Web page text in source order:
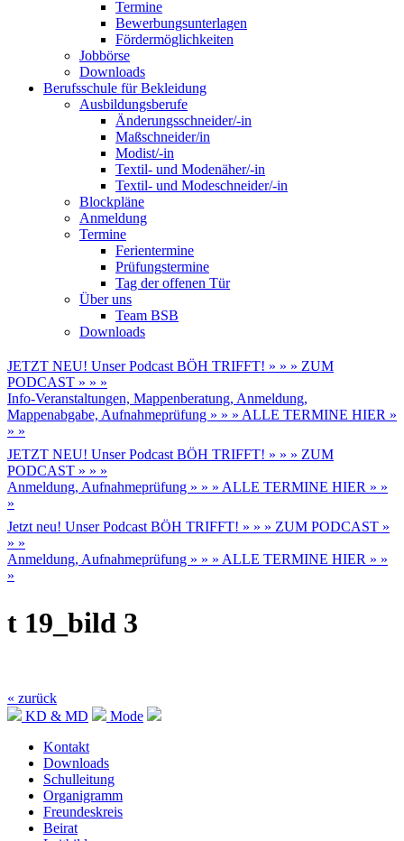
Termine
Bewerbungsunterlagen
Fördermöglichkeiten
Jobbörse
Downloads
Berufsschule für Bekleidung
Ausbildungsberufe
Änderungsschneider/-in
Maßschneider/in
Modist/-in
Textil- und Modenäher/-in
Textil- und Modeschneider/-in
Blockpläne
Anmeldung
Termine
Ferientermine
Prüfungstermine
Tag der offenen Tür
Über uns
Team BSB
Downloads
JETZT NEU! Unser Podcast BÖH TRIFFT! » » » ZUM
PODCAST » » »
Info-Veranstaltungen, Mappenberatung, Anmeldung,
Mappenabgabe, Aufnahmeprüfung » » » ALLE TERMINE HIER »
» »
JETZT NEU! Unser Podcast BÖH TRIFFT! » » » ZUM
PODCAST » » »
Anmeldung, Aufnahmeprüfung » » » ALLE TERMINE HIER » »
»
Jetzt neu! Unser Podcast BÖH TRIFFT! » » » ZUM PODCAST »
» »
Anmeldung, Aufnahmeprüfung » » » ALLE TERMINE HIER » »
»
t 19_bild 3
« zurück
KD & MD
Mode
Kontakt
Downloads
Schulleitung
Organigramm
Freundeskreis
Beirat